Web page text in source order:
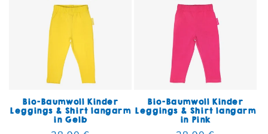
Bio-Baumwoll Kinder
Leggings & Shirt langarm
in Gelb
Bio-Baumwoll Kinder
Leggings & Shirt langarm
in Pink